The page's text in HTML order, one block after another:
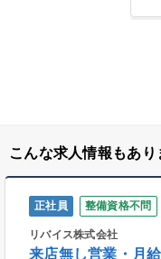
こんな求人情報もあり
正社員 整備資格不問
リバイス株式会社
来店無し営業・月